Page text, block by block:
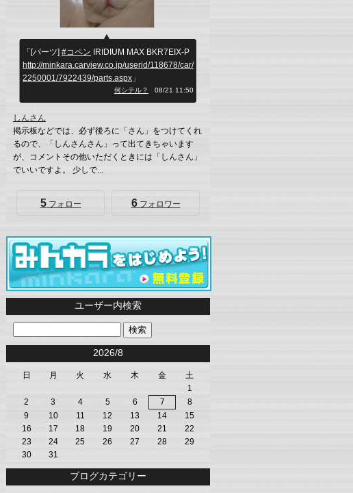
「[パーツ] #コペン IRIDIUM MAX BKR7EIX-P
http://minkara.carview.co.jp/userid/118678/car/
2250001/7922439/parts.aspx 」
何シテル？ 08/21 11:50
しんさん
掲示板などでは、必ず後ろに「さん」をつけてくれ
るので、「しんさんさん」って出てきちゃいます
が、コメントその他いただくときには「しんさん」
でいいですよ。 少しで...
5フォロー 6フォロワー
ユーザー内検索
2026/8
日 月 火 水 木 金
土
1
2
3 4 5 6 7
8
9
10 11 12 13 14
15
16
17 18 19 20 21
22
23
24 25 26 27 28
29
30
31
ブログカテゴリー